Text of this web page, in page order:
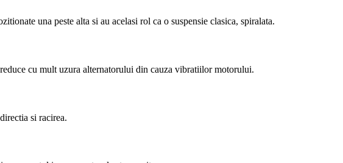
una peste alta si au acelasi rol ca o suspensie clasica, spiralata.
cu mult uzura alternatorului din cauza vibratiilor motorului.
si racirea.